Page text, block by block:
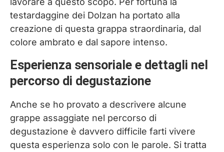
testardaggine dei Dolzan ha portato alla
creazione di questa grappa straordinaria, dal
colore ambrato e dal sapore intenso.
Esperienza sensoriale e dettagli nel
percorso di degustazione
Anche se ho provato a descrivere alcune
grappe assaggiate nel percorso di
degustazione è davvero difficile farti vivere
questa esperienza solo con le parole. Si tratta